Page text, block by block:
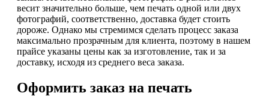
весит значительно больше, чем печать одной или двух
фотографий, соответственно, доставка будет стоить
дороже. Однако мы стремимся сделать процесс заказа
максимально прозрачным для клиента, поэтому в нашем
прайсе указаны цены как за изготовление, так и за
доставку, исходя из среднего веса заказа.
Оформить заказ на печать